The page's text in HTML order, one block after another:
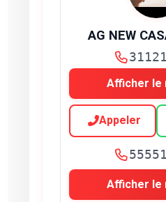
AG NEW
Afficher le
Appeler
Afficher le